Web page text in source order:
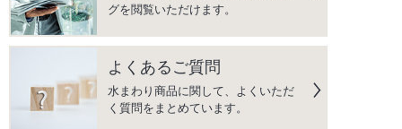
グを閲覧いただけます。
よくあるご質問
水まわり商品に関して、よくいただ
く質問をまとめています。